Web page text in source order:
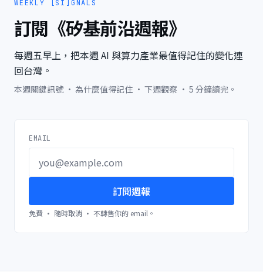
WEEKLY [SI]GNALS
訂閱《矽基前沿週報》
每週五早上，把本週 AI 與算力產業最值得記住的變化連
回台灣。
本週關鍵訊號 · 為什麼值得記住 · 下週觀察 · 5 分鐘讀完。
EMAIL
訂閱週報
免費 · 隨時取消 · 不轉售你的 email。